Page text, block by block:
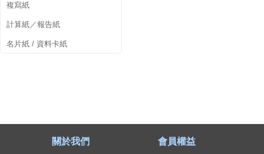
複寫紙
計算紙／報告紙
名片紙 / 資料卡紙
關於我們 會員權益